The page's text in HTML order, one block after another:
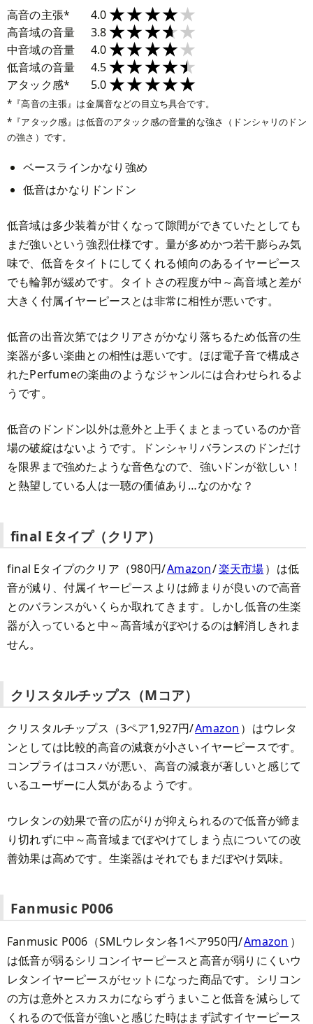
高音の主張* 4.0 ★★★★★
★★★★★
高音域の音量 3.8 ★★★★★
★★★★★
中音域の音量 4.0 ★★★★★
★★★★★
低音域の音量 4.5 ★★★★★
★★★★★
アタック感* 5.0 ★★★★★
★★★★★
『高音の主張』は金属音などの目立ち具合です。
『アタック感』は低音のアタック感の音量的な強さ（ドンシャリのドン
の強さ）です。
ベースラインかなり強め
低音はかなりドンドン
低音域は多少装着が甘くなって隙間ができていたとしても
まだ強いという強烈仕様です。量が多めかつ若干膨らみ気
味で、低音をタイトにしてくれる傾向のあるイヤーピース
でも輪郭が緩めです。タイトさの程度が中～高音域と差が
大きく付属イヤーピースとは非常に相性が悪いです。
低音の出音次第ではクリアさがかなり落ちるため低音の生
楽器が多い楽曲との相性は悪いです。ほぼ電子音で構成さ
れたPerfumeの楽曲のようなジャンルには合わせられるよ
うです。
低音のドンドン以外は意外と上手くまとまっているのか音
場の破綻はないようです。ドンシャリバランスのドンだけ
を限界まで強めたような音色なので、強いドンが欲しい！
と熱望している人は一聴の価値あり…なのかな？
final Eタイプ（クリア）
final Eタイプのクリア（980円/Amazon/楽天市場）は低
音が減り、付属イヤーピースよりは締まりが良いので高音
とのバランスがいくらか取れてきます。しかし低音の生楽
器が入っていると中～高音域がぼやけるのは解消しきれま
せん。
クリスタルチップス（Mコア）
クリスタルチップス（3ペア1,927円/Amazon ）はウレタ
ンとしては比較的高音の減衰が小さいイヤーピースです。
コンプライはコスパが悪い、高音の減衰が著しいと感じて
いるユーザーに人気があるようです。
ウレタンの効果で音の広がりが抑えられるので低音が締ま
り切れずに中～高音域までぼやけてしまう点についての改
善効果は高めです。生楽器はそれでもまだぼやけ気味。
Fanmusic P006
Fanmusic P006（SMLウレタン各1ペア950円/Amazon ）
は低音が弱るシリコンイヤーピースと高音が弱りにくいウ
レタンイヤーピースがセットになった商品です。シリコン
の方は意外とスカスカにならずうまいこと低音を減らして
くれるので低音が強いと感じた時はまず試すイヤーピース